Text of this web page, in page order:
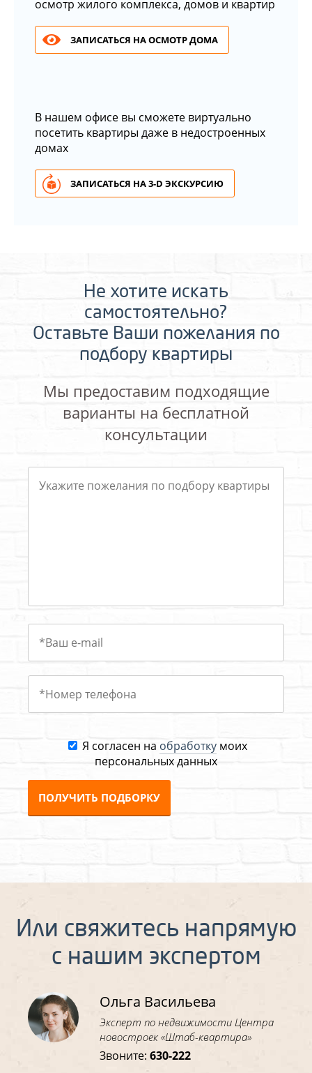
осмотр жилого комплекса, домов и квартир
ЗАПИСАТЬСЯ НА ОСМОТР ДОМА
В нашем офисе вы сможете виртуально
посетить квартиры даже в недостроенных
домах
ЗАПИСАТЬСЯ НА 3-D ЭКСКУРСИЮ
Не хотите искать
самостоятельно?
Оставьте Ваши пожелания по
подбору квартиры
Мы предоставим подходящие
варианты на бесплатной
консультации
Я согласен на обработкумоих
персональных данных
ПОЛУЧИТЬ ПОДБОРКУ
Или свяжитесь напрямую
с нашим экспертом
Ольга Васильева
Эксперт по недвижимости Центра
новостроек «Штаб-квартира»
Звоните:630-222